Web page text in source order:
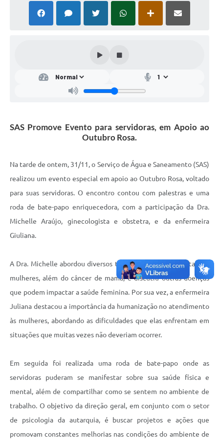
Publicidade de Processos
SAS Promove Evento para servidoras, em Apoio ao
Outubro Rosa.
Na tarde de ontem, 31/11, o Serviço de Água e Saneamento (SAS)
realizou um evento especial em apoio ao Outubro Rosa, voltado
para suas servidoras. O encontro contou com palestras e uma
roda de bate-papo enriquecedora, com a participação da Dra.
Michelle Araújo, ginecologista e obstetra, e da enfermeira
Giuliana.
A Dra. Michelle abordou diversos tipos de câncer que afetam as
mulheres, além do câncer de mama, e discutiu outras doenças
que podem impactar a saúde feminina. Por sua vez, a enfermeira
Juliana destacou a importância da humanização no atendimento
às mulheres, abordando as dificuldades que elas enfrentam em
situações que muitas vezes não deveriam ocorrer.
Em seguida foi realizada uma roda de bate-papo onde as
servidoras puderam se manifestar sobre sua saúde física e
mental, além de compartilhar como se sentem no ambiente de
trabalho. O objetivo da direção geral, em conjunto com o setor
de psicologia da autarquia, é buscar projetos e ações que
promovam constantes melhorias nas condições do ambiente de